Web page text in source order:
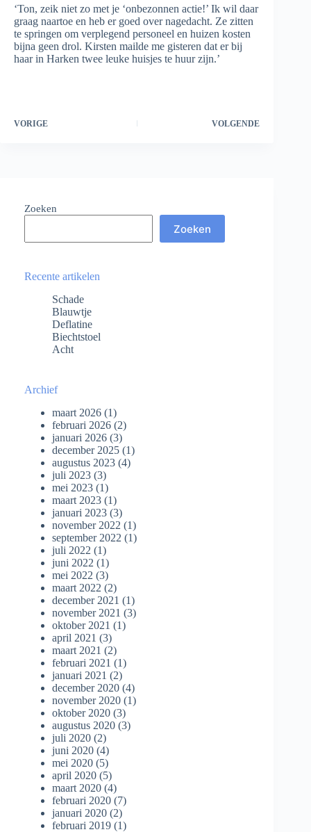
‘Ton, zeik niet zo met je ‘onbezonnen actie!’ Ik wil daar
graag naartoe en heb er goed over nagedacht. Ze zitten
te springen om verplegend personeel en huizen kosten
bijna geen drol. Kirsten mailde me gisteren dat er bij
haar in Harken twee leuke huisjes te huur zijn.’
VORIGE VOLGENDE
Zoeken
Zoeken
Recente artikelen
Schade
Blauwtje
Deflatine
Biechtstoel
Acht
Archief
maart 2026 (1)
februari 2026 (2)
januari 2026 (3)
december 2025 (1)
augustus 2023 (4)
juli 2023 (3)
mei 2023 (1)
maart 2023 (1)
januari 2023 (3)
november 2022 (1)
september 2022 (1)
juli 2022 (1)
juni 2022 (1)
mei 2022 (3)
maart 2022 (2)
december 2021 (1)
november 2021 (3)
oktober 2021 (1)
april 2021 (3)
maart 2021 (2)
februari 2021 (1)
januari 2021 (2)
december 2020 (4)
november 2020 (1)
oktober 2020 (3)
augustus 2020 (3)
juli 2020 (2)
juni 2020 (4)
mei 2020 (5)
april 2020 (5)
maart 2020 (4)
februari 2020 (7)
januari 2020 (2)
februari 2019 (1)